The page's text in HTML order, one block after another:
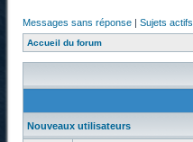
Messages sans réponse | Sujets actifs
Accueil du forum
Nouveaux utilisateurs